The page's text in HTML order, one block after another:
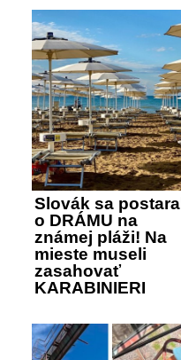
Slovák sa postaral
o DRÁMU na
známej pláži! Na
mieste museli
zasahovať
KARABINIERI